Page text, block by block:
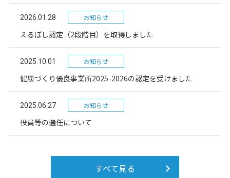
2026.01.28 お知らせ
えるぼし認定（2段階目）を取得しました
2025.10.01 お知らせ
健康づくり優良事業所2025-2026の認定を受けました
2025.06.27 お知らせ
役員等の選任について
すべて見る